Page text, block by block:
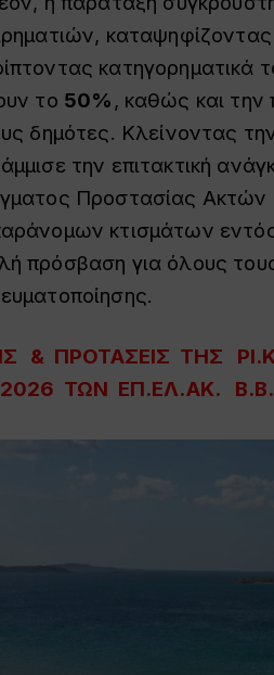
κατηγορηματικά
το 50% , καθώς και την
δημότες. Κλείνοντας
την επιτακτική
Προστασίας
κτισμάτων εντός
πρόσβαση για όλους
& ΠΡΟΤΑΣΕΙΣ ΤΗΣ
ΤΩΝ ΕΠ.ΕΛ.ΑΚ.